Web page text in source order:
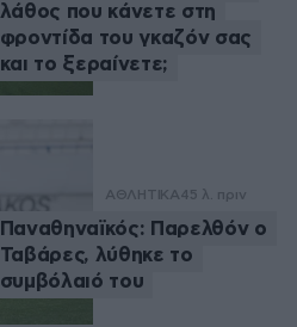
λάθος που κάνετε στη
φροντίδα του γκαζόν σας
και το ξεραίνετε;
ΑΘΛΗΤΙΚΑ45 λ. πριν
Παναθηναϊκός: Παρελθόν ο
Ταβάρες, λύθηκε το
συμβόλαιό του